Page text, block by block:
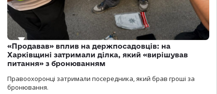
«Продавав» вплив на держпосадовців: на
Харківщині затримали ділка, який «вирішував
питання» з бронюванням
Правоохоронці затримали посередника, який брав гроші за
бронювання.